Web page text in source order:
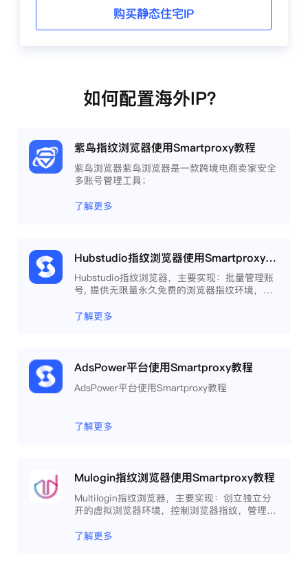
购买静态住宅IP
如何配置海外IP？
紫鸟指纹浏览器使用Smartproxy教程
紫鸟浏览器紫鸟浏览器是一款跨境电商卖家安全
多账号管理工具；
了解更多
Hubstudio指纹浏览器使用Smartproxy教程
Hubstudio指纹浏览器，主要实现：批量管理账
号, 提供无限量永久免费的浏览器指纹环境，并
工作效率 。
了解更多
AdsPower平台使用Smartproxy教程
AdsPower平台使用Smartproxy教程
了解更多
Mulogin指纹浏览器使用Smartproxy教程
Multilogin指纹浏览器，主要实现：创立独立分
开的虚拟浏览器环境，控制浏览器指纹，管理多
程，开发网络自动化等。
了解更多